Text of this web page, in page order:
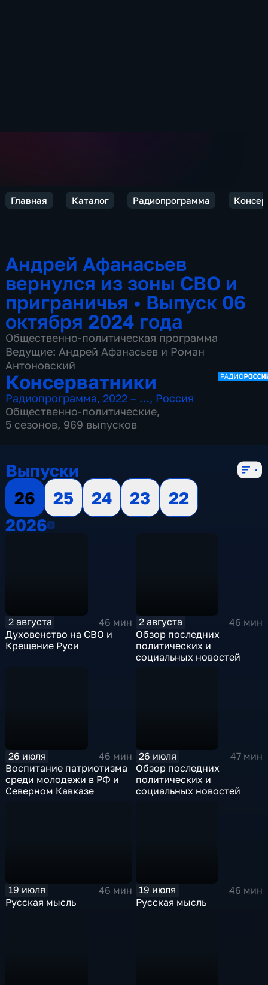
Главная Каталог Радиопрограмма
Андрей Афанасьев
вернулся из зоны СВО и
приграничья • Выпуск 06
октября 2024 года
Общественно-политическая программа
Ведущие: Андрей Афанасьев и Роман
Антоновский
Консерватники
Радиопрограмма,2022 – …, Россия
Общественно-политические,
5 сезонов, 969 выпусков
Выпуски
26
25 24 23
22
20262026
2 августа
46 мин
Духовенство на СВО и
Крещение Руси
2 августа
46 мин
Обзор последних
политических и
социальных новостей
26 июля
46 мин
Воспитание патриотизма
среди молодежи в РФ и
Северном Кавказе
26 июля
47 мин
Обзор последних
политических и
социальных новостей
19 июля
46 мин
Русская мысль
19 июля
46 мин
Русская мысль